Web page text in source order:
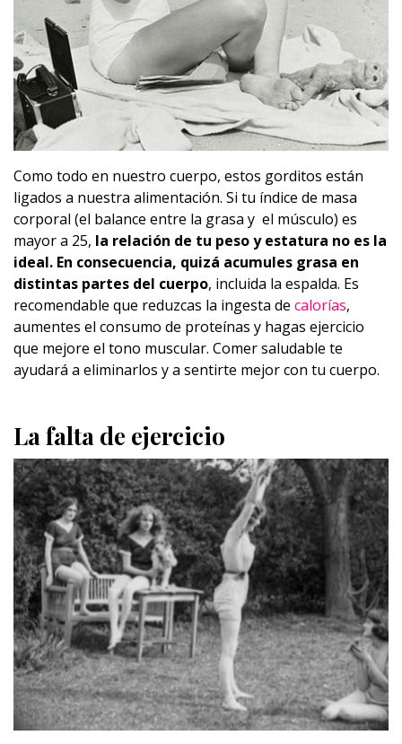
Como todo en nuestro cuerpo, estos gorditos están
ligados a nuestra alimentación. Si tu índice de masa
corporal (el balance entre la grasa y el músculo) es
mayor a 25, la relación de tu peso y estatura no es la
ideal. En consecuencia, quizá acumules grasa en
distintas partes del cuerpo, incluida la espalda. Es
recomendable que reduzcas la ingesta de calorías,
aumentes el consumo de proteínas y hagas ejercicio
que mejore el tono muscular. Comer saludable te
ayudará a eliminarlos y a sentirte mejor con tu cuerpo.
La falta de ejercicio